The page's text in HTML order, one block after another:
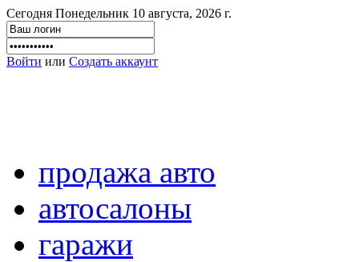
Сегодня Понедельник 10 августа, 2026 г.
Войти или Создать аккаунт
продажа авто
автосалоны
гаражи